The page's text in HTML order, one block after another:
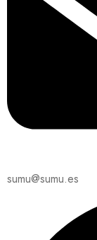
sumu@sumu.es